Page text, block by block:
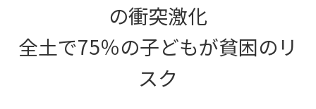
の衝突激化
全土で75％の子どもが貧困のリ
スク